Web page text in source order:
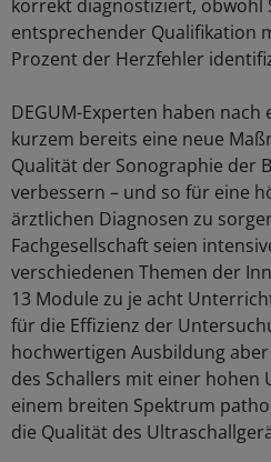
korrekt diagnostiziert, obwohl
entsprechender Qualifikation
Prozent der Herzfehler
DEGUM-Experten haben nach
kurzem bereits eine neue
Qualität der Sonographie der
verbessern – und so für eine
ärztlichen Diagnosen zu
Fachgesellschaft seien
verschiedenen Themen der
13 Module zu je acht
für die Effizienz der
hochwertigen Ausbildung
des Schallers mit einer hohen
einem breiten Spektrum
die Qualität des